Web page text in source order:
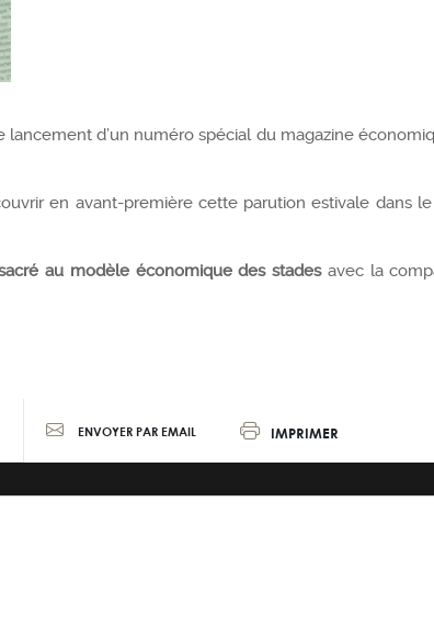
lancement d’un numéro spécial du magazine
en avant-première cette parution estivale dans
au modèle économique des stadesavec la
ENVOYER PAR EMAIL IMPRIMER